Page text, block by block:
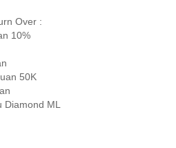
Over :
10%
50K
ML